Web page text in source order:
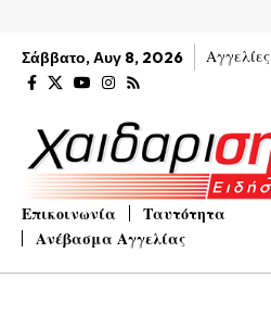
Σάββατο, Αυγ 8, 2026 Αγγελίες
Επικοινωνία
Ταυτότητα
Ανέβασμα Αγγελίας